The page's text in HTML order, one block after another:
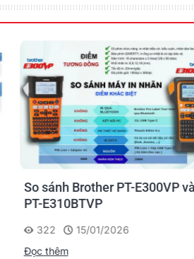
So sánh Brother PT-E300VP và
PT-E310BTVP
322
15/01/2026
Đọc thêm